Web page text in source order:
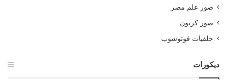
صور علم مصر
صور كرتون
خلفيات فوتوشوب
ديكورات